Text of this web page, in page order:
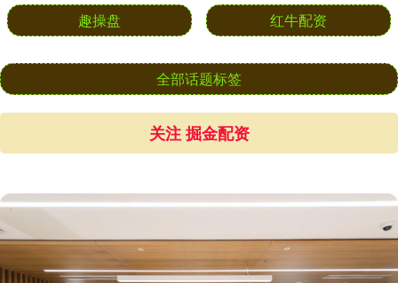
趣操盘 红牛配资
全部话题标签
关注 掘金配资